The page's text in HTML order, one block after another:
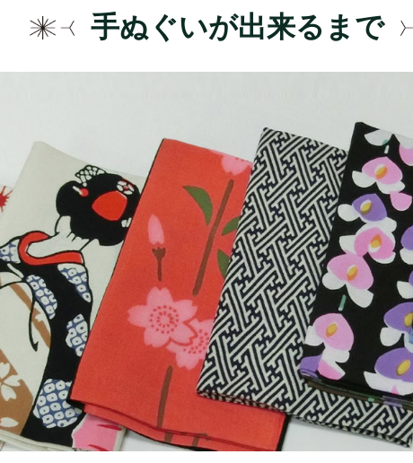
手ぬぐいが出来るまで